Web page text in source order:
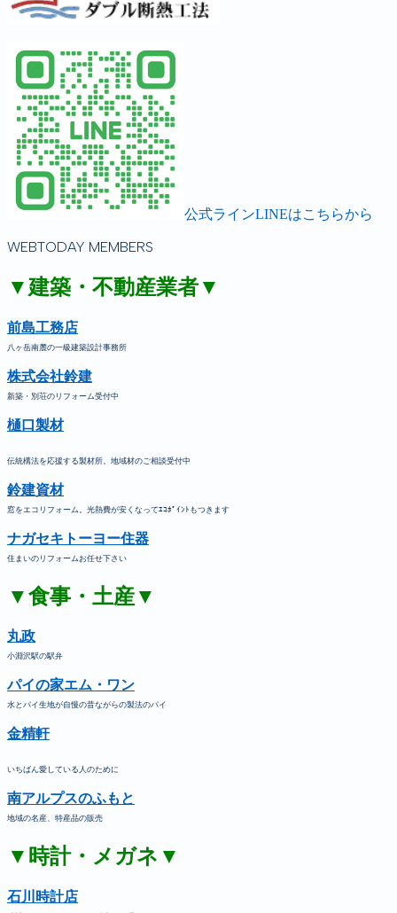
公式ラインLINEはこちらから
WEBTODAY MEMBERS
▼建築・不動産業者▼
前島工務店
八ヶ岳南麓の一級建築設計事務所
株式会社鈴建
新築・別荘のリフォーム受付中
樋口製材
伝統構法を応援する製材所。地域材のご相談受付中
鈴建資材
窓をエコリフォーム。光熱費が安くなってｴｺﾎﾟｲﾝﾄもつきます
ナガセキトーヨー住器
住まいのリフォームお任せ下さい
▼食事・土産▼
丸政
小淵沢駅の駅弁
パイの家エム・ワン
水とパイ生地が自慢の昔ながらの製法のパイ
金精軒
いちばん愛している人のために
南アルプスのふもと
地域の名産、特産品の販売
▼時計・メガネ▼
石川時計店